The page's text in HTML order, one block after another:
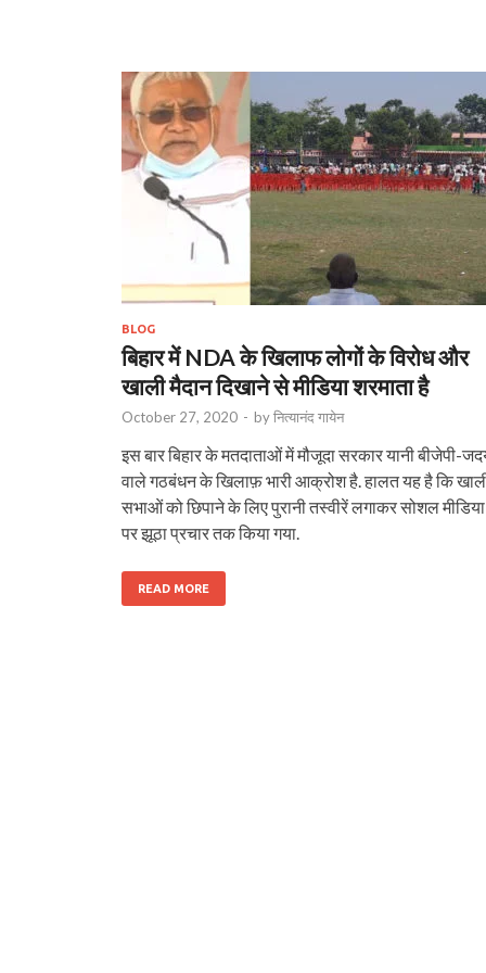
BLOG
बिहार में NDA के खिलाफ लोगों के विरोध और
खाली मैदान दिखाने से मीडिया शरमाता है
October 27, 2020 - byनित्यानंद गायेन
इस बार बिहार के मतदाताओं में मौजूदा सरकार यानी बीजेपी-
वाले गठबंधन के खिलाफ़ भारी आक्रोश है. हालत यह है कि
सभाओं को छिपाने के लिए पुरानी तस्वीरें लगाकर सोशल मीडिया
पर झूठा प्रचार तक किया गया.
READ MORE